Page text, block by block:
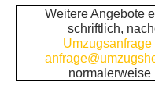
Weitere Angebote
schriftlich,
Umzugsanfrage
normalerweise